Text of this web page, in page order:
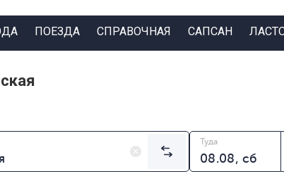
ПОЕЗДА СПРАВОЧНАЯ САПСАН
Туда